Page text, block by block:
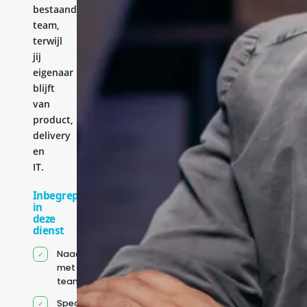
bestaande
team,
terwijl
jij
eigenaar
blijft
van
product,
delivery
en
IT.
Inbegrepen
in
deze
dienst
Naadloze integratie
met jouw bestaande
team
Specifiek voor jou